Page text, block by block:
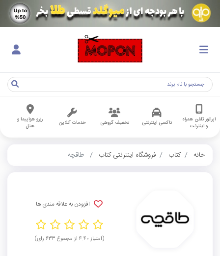
اپراتور تلفن همراه
و اینترنت
تاکسی اینترنتی تخفیف گروهی خدمات آنلاین
رزرو هواپیما و
هتل
خانه کتاب فروشگاه اینترنتی کتاب طاقچه
افزودن به علاقه مندی ها
(امتیاز ۴.۴۰ از مجموع ۶۳۳ رای)